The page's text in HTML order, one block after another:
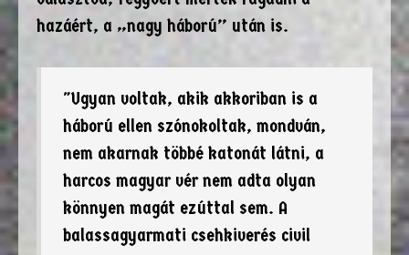
hazáért, a „nagy háború” után is.
"Ugyan voltak, akik akkoriban is a
háború ellen szónokoltak, mondván,
nem akarnak többé katonát látni, a
harcos magyar vér nem adta olyan
könnyen magát ezúttal sem. A
balassagyarmati csehkiverés civil